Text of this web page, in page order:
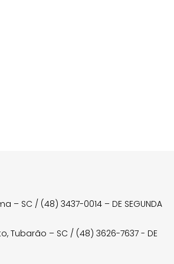
– SC / (48) 3437-0014 – DE SEGUNDA
Tubarão – SC / (48) 3626-7637 - DE